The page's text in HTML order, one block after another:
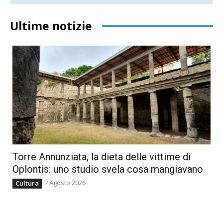
Ultime notizie
Torre Annunziata, la dieta delle vittime di
Oplontis: uno studio svela cosa mangiavano
Cultura 7 Agosto 2026